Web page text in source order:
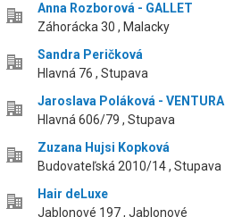
Anna Rozborová - GALLET
Záhorácka 30 , Malacky
Sandra Peričková
Hlavná 76 , Stupava
Jaroslava Poláková - VENTURA
Hlavná 606/79 , Stupava
Zuzana Hujsi Kopková
Budovateľská 2010/14 , Stupava
Hair deLuxe
Jablonové 197 , Jablonové